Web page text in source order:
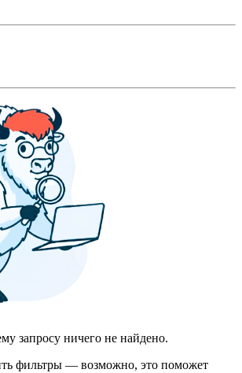
запросу ничего не найдено.
фильтры — возможно, это поможет